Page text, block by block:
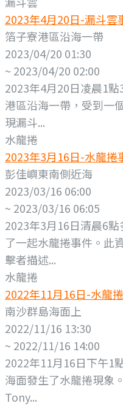
2023年4月20日-漏斗雲
箔子寮港區沿海一帶
2023/04/20 01:30
~ 2023/04/20 02:00
2023年4月20日凌晨1
港區沿海一帶，受到一
現漏斗...
水龍捲
2023年3月16日-水龍捲
彭佳嶼東南側近海
2023/03/16 06:00
~ 2023/03/16 06:05
2023年3月16日清晨6
了一起水龍捲事件。此
擊者描述...
水龍捲
2022年11月16日-水龍
南沙群島海面上
2022/11/16 13:30
~ 2022/11/16 14:00
2022年11月16日下午1
海面發生了水龍捲現象
Tony...